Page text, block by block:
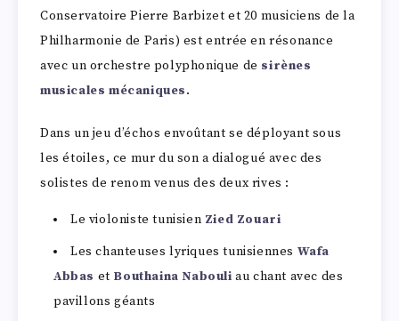
Conservatoire Pierre Barbizet et 20 musiciens de la
Philharmonie de Paris) est entrée en résonance
avec un orchestre polyphonique de sirènes
musicales mécaniques.
Dans un jeu d’échos envoûtant se déployant sous
les étoiles, ce mur du son a dialogué avec des
solistes de renom venus des deux rives :
Le violoniste tunisien Zied Zouari
Les chanteuses lyriques tunisiennes Wafa
Abbas et Bouthaina Nabouli au chant avec des
pavillons géants